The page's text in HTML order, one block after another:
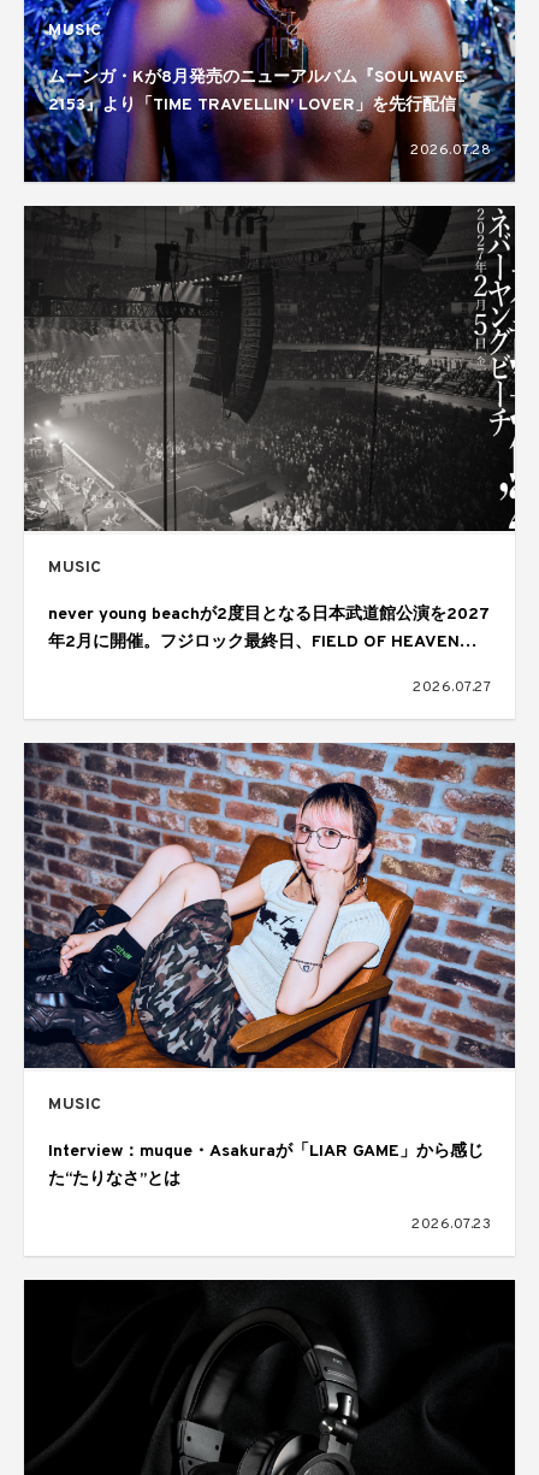
MUSIC
ムーンガ・Kが8月発売のニューアルバム『SOULWAVE
2153』より「TIME TRAVELLIN’ LOVER」を先行配信
2026.07.28
MUSIC
never young beachが2度目となる日本武道館公演を2027
年2月に開催。フジロック最終日、FIELD OF HEAVENの
2026.07.27
MUSIC
Interview：muque・Asakuraが「LIAR GAME」から感じ
た“たりなさ”とは
2026.07.23